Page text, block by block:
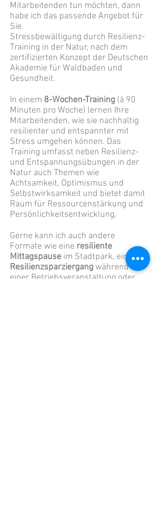
Mitarbeitenden tun möchten, dann
habe ich das passende Angebot für
Sie.
Stressbewältigung durch Resilienz-
Training in der Natur, nach dem
zertifizierten Konzept der Deutschen
Akademie für Waldbaden und
Gesundheit.
In einem 8-Wochen-Training (á 90
Minuten pro Woche) lernen Ihre
Mitarbeitenden, wie sie nachhaltig
resilienter und entspannter mit
Stress umgehen können. Das
Training umfasst neben Resilienz-
und Entspannungsübungen in der
Natur auch Themen wie
Achtsamkeit, Optimismus und
Selbstwirksamkeit und bietet damit
Raum für Ressourcenstärkung und
Persönlichkeitsentwicklung.
Gerne kann ich auch andere
Formate wie eine resiliente
Mittagspause im Stadtpark, einen
Resilienzsparziergang während
einer Betriebsveranstaltung oder